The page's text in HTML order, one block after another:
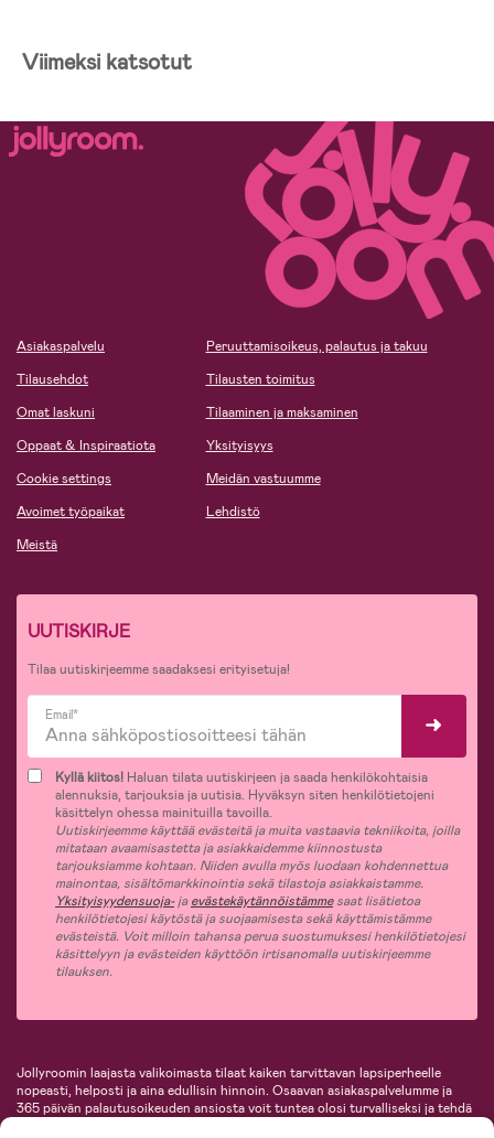
Viimeksi katsotut
Asiakaspalvelu
Tilausehdot
Omat laskuni
Oppaat & Inspiraatiota
Cookie settings
Avoimet työpaikat
Meistä
Peruuttamisoikeus, palautus ja takuu
Tilausten toimitus
Tilaaminen ja maksaminen
Yksityisyys
Meidän vastuumme
Lehdistö
UUTISKIRJE
Tilaa uutiskirjeemme saadaksesi erityisetuja!
Email*
Kyllä kiitos! Haluan tilata uutiskirjeen ja saada henkilökohtaisia
alennuksia, tarjouksia ja uutisia. Hyväksyn siten henkilötietojeni
käsittelyn ohessa mainituilla tavoilla.
Uutiskirjeemme käyttää evästeitä ja muita vastaavia tekniikoita, joilla
mitataan avaamisastetta ja asiakkaidemme kiinnostusta
tarjouksiamme kohtaan. Niiden avulla myös luodaan kohdennettua
mainontaa, sisältömarkkinointia sekä tilastoja asiakkaistamme.
Yksityisyydensuoja-jaevästekäytännöistämmesaat lisätietoa
henkilötietojesi käytöstä ja suojaamisesta sekä käyttämistämme
evästeistä. Voit milloin tahansa perua suostumuksesi henkilötietojesi
käsittelyyn ja evästeiden käyttöön irtisanomalla uutiskirjeemme
tilauksen.
Jollyroomin laajasta valikoimasta tilaat kaiken tarvittavan lapsiperheelle
nopeasti, helposti ja aina edullisin hinnoin. Osaavan asiakaspalvelumme ja
365 päivän palautusoikeuden ansiosta voit tuntea olosi turvalliseksi ja tehdä